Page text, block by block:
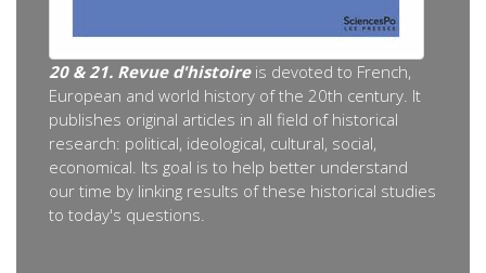
20 & 21. Revue d'histoire is devoted to French,
European and world history of the 20th century. It
publishes original articles in all field of historical
research: political, ideological, cultural, social,
economical. Its goal is to help better understand
our time by linking results of these historical studies
to today's questions.